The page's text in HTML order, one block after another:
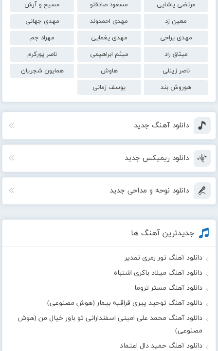
مرتضی پاشایی
مسعود صادقلو
مسیح و آرش
معین زد
مهدی احمدوند
مهدی جهانی
مهدی یراحی
مهدی یغمایی
مهراد جم
میثاق راد
میثم ابراهیمی
ناصر پورکرم
ناصر زینلی
هاوش
همایون شجریان
هوروش بند
یوسف زمانی
دانلود آهنگ جدید
دانلود ریمیکس جدید
دانلود نوحه و مداحی جدید
جدیدترین آهنگ ها
دانلود آهنگ تور زمری تقدیر
دانلود آهنگ میلاد باکری اشتباه
دانلود آهنگ مستر تروما
دانلود آهنگ توحید پیری قراقیه بیمار (هوش مصنوعی)
دانلود آهنگ محمد علی امینی اسفندارانی تو باور خیال من (هوش
مصنوعی)
دانلود آهنگ حمید دال اعتماد